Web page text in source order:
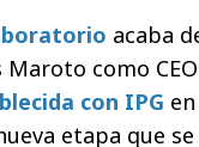
acaba
Maroto como
con IPG
etapa que